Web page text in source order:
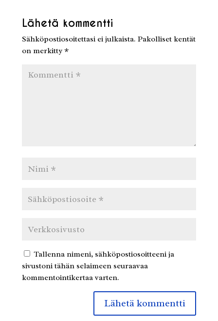
Lähetä kommentti
Sähköpostiosoitettasi ei julkaista. Pakolliset kentät
on merkitty *
Tallenna nimeni, sähköpostiosoitteeni ja
sivustoni tähän selaimeen seuraavaa
kommentointikertaa varten.